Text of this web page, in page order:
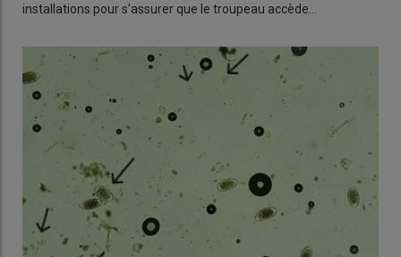
installations pour s’assurer que le troupeau accède…